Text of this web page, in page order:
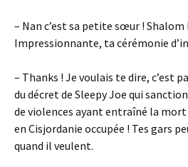
– Nan c’est sa petite sœur !
Impressionnante, ta cérémonie
– Thanks ! Je voulais te dire, c’est
du décret de Sleepy Joe qui
de violences ayant entraîné la
en Cisjordanie occupée ! Tes gars
quand il veulent.